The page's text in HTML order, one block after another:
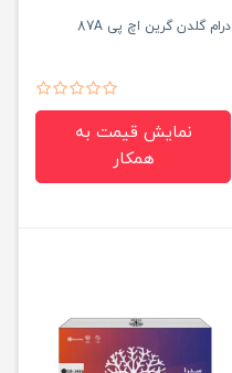
درام گلدن گرین اچ پی 87A
نمایش قیمت به
همکار